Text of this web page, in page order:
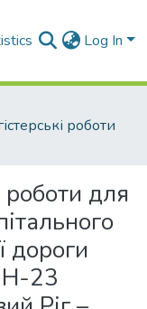
Log In
роботи
роботи для
дороги
Н-23